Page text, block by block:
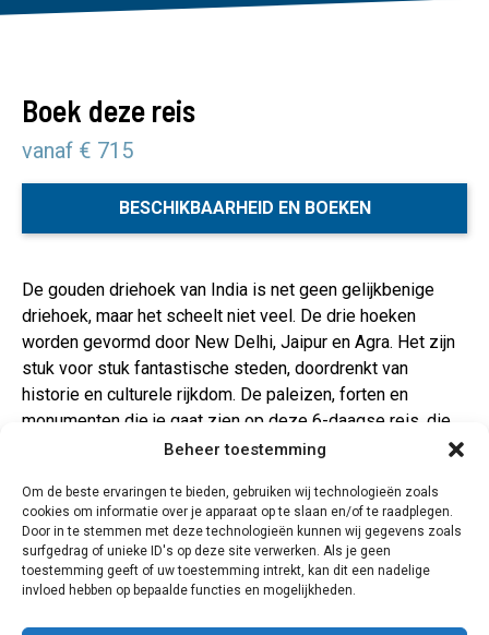
Beheer toestemming
Om de beste ervaringen te bieden, gebruiken wij technologieën zoals
cookies om informatie over je apparaat op te slaan en/of te raadplegen.
Door in te stemmen met deze technologieën kunnen wij gegevens zoals
surfgedrag of unieke ID's op deze site verwerken. Als je geen
toestemming geeft of uw toestemming intrekt, kan dit een nadelige
invloed hebben op bepaalde functies en mogelijkheden.
Boek deze reis
vanaf € 715
BESCHIKBAARHEID EN BOEKEN
De gouden driehoek van India is net geen gelijkbenige
driehoek, maar het scheelt niet veel. De drie hoeken
worden gevormd door New Delhi, Jaipur en Agra. Het zijn
stuk voor stuk fantastische steden, doordrenkt van
historie en culturele rijkdom. De paleizen, forten en
monumenten die je gaat zien op deze 6-daagse reis, die
zich vooral in de kleurrijke provincie Rajasthan afspeelt,
Neem Taj Mahal, het monument van de liefde, en niets
minder dan een wereldwonder. Of Jama Masjid, een
moskee met plaats voor 25.000 gelovigen, of het
schitterende roze sprookjespaleis Hawa Mahal…….Deze
bouwsteen begint en eindigt in New Delhi en is een
fantastische basis voor een langere reis door India.